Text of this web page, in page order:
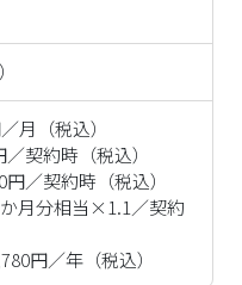
月（税込）
契約時（税込）
／契約時（税込）
月分相当×1.1／契約